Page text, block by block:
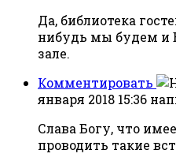
Да, библиотека
нибудь мы будем и
зале.
Комментировать
января 2018 15:36
Слава Богу, что
проводить такие